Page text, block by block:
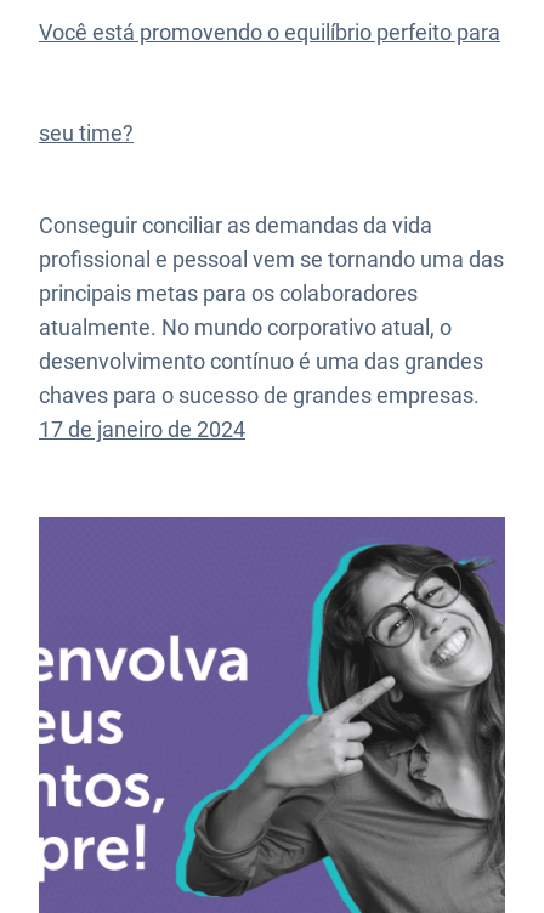
Você está promovendo o equilíbrio perfeito para
seu time?
Conseguir conciliar as demandas da vida
profissional e pessoal vem se tornando uma das
principais metas para os colaboradores
atualmente. No mundo corporativo atual, o
desenvolvimento contínuo é uma das grandes
chaves para o sucesso de grandes empresas.
17 de janeiro de 2024